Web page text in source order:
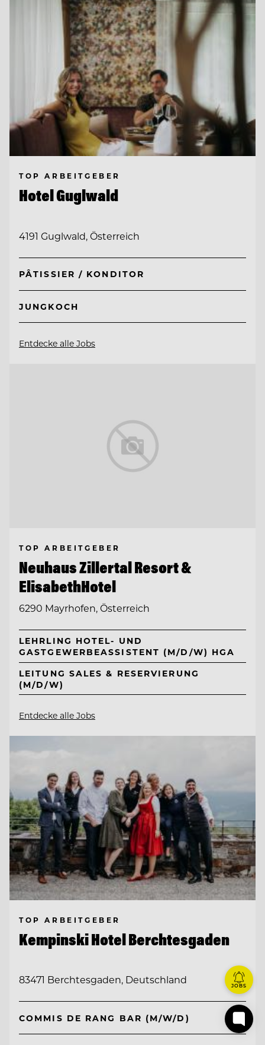
TOP ARBEITGEBER
Hotel Guglwald
4191 Guglwald, Österreich
PÂTISSIER / KONDITOR
JUNGKOCH
Entdecke alle Jobs
TOP ARBEITGEBER
Neuhaus Zillertal Resort &
ElisabethHotel
6290 Mayrhofen, Österreich
LEHRLING HOTEL- UND
GASTGEWERBEASSISTENT (M/D/W) HGA
LEITUNG SALES & RESERVIERUNG
(M/D/W)
Entdecke alle Jobs
TOP ARBEITGEBER
Kempinski Hotel Berchtesgaden
83471 Berchtesgaden, Deutschland
COMMIS DE RANG BAR (M/W/D)
JOBS